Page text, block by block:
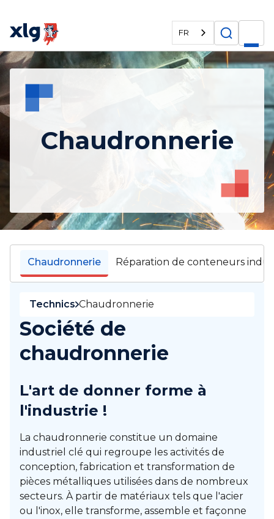
FR
Chaudronnerie
Réparation de conteneurs
Chaudronnerie
Technics Chaudronnerie
Société de
chaudronnerie
L'art de donner forme à
l'industrie !
La chaudronnerie constitue un domaine
industriel clé qui regroupe les activités de
conception, fabrication et transformation de
pièces métalliques utilisées dans de nombreux
secteurs. À partir de matériaux tels que l'acier
ou l'inox, elle transforme, assemble et façonne